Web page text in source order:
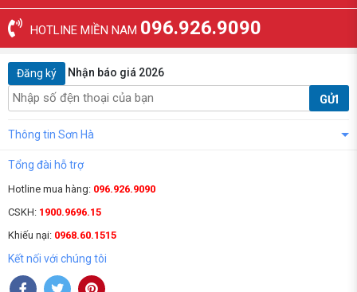
HOTLINE MIỀN NAM 096.926.9090
Đăng ký Nhận báo giá 2026
GỬI
Thông tin Sơn Hà
Tổng đài hỗ trợ
Hotline mua hàng: 096.926.9090
CSKH: 1900.9696.15
Khiếu nại: 0968.60.1515
Kết nối với chúng tôi